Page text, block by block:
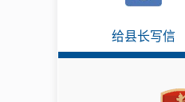
给县长写信